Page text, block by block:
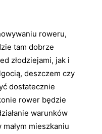
roweru,
tam dobrze
złodziejami, jak i
deszczem czy
dostatecznie
rower będzie
warunków
mieszkaniu